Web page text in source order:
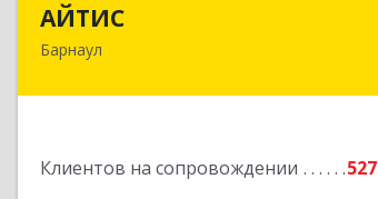
АЙТИС
Барнаул
Клиентов на сопровождении
527
656067, Алтайский край, Барнаул г,